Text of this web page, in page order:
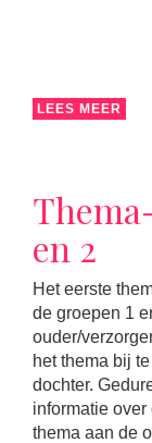
LEES MEER
en 2
Het eerste
de groepen 1
ouder/
het thema bij
dochter.
informatie
thema aan de